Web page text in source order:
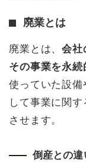
廃業とは
廃業とは、会社
その事業を永続
使っていた設
して事業に関
させます。
倒産との違